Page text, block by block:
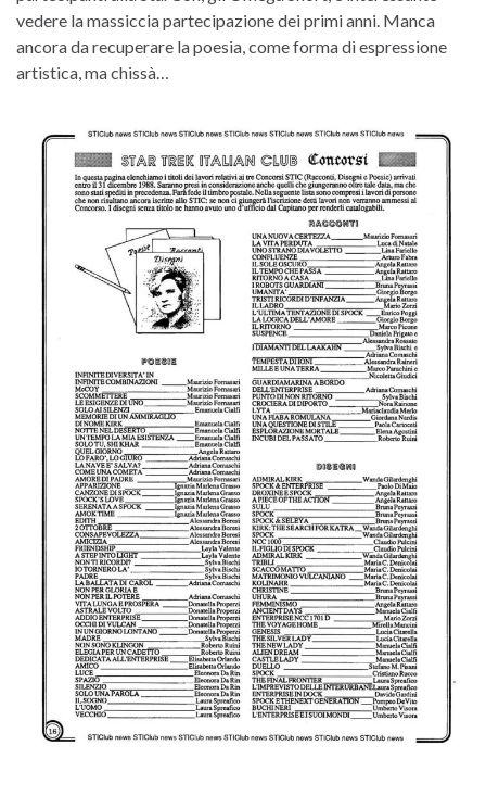
vedere la massiccia partecipazione dei primi anni. Manca
ancora da recuperare la poesia, come forma di espressione
artistica, ma chissà…